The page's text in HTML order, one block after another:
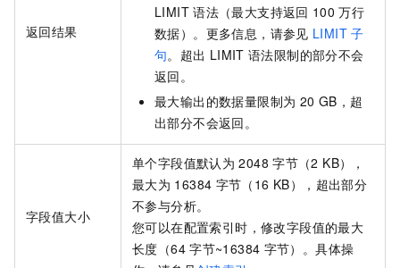
返回结果
LIMIT 语法（最大支持返回 100 万行
数据）。更多信息，请参见 LIMIT 子
句。超出 LIMIT 语法限制的部分不会
返回。
最大输出的数据量限制为 20 GB，超
出部分不会返回。
字段值大小
单个字段值默认为 2048 字节（2 KB），
最大为 16384 字节（16 KB），超出部分
不参与分析。
您可以在配置索引时，修改字段值的最大
长度（64 字节~16384 字节）。具体操